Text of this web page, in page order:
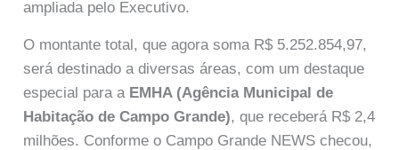
ampliada pelo Executivo.
O montante total, que agora soma R$ 5.252.854,97,
será destinado a diversas áreas, com um destaque
especial para a EMHA (Agência Municipal de
Habitação de Campo Grande), que receberá R$ 2,4
milhões. Conforme o Campo Grande NEWS checou,